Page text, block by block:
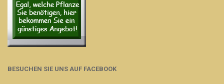
BESUCHEN SIE UNS AUF FACEBOOK